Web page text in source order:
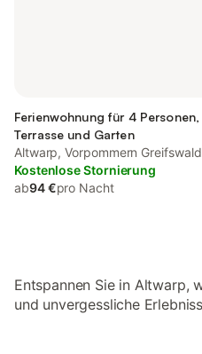
Ferienwohnung für 4
Terrasse und Garten
Altwarp, Vorpommern Greifswald
Kostenlose Stornierung
ab94 €pro Nacht
Entspannen Sie in Altwarp,
und unvergessliche